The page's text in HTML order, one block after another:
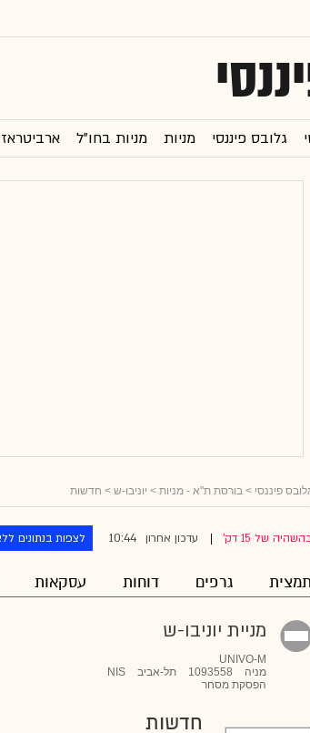
גלובס פיננסי מניות מניות בחו"ל
פיננסי > בורסת ת"א - מניות > יוניבו-ש > חדשות
של 15 דק' עדכון אחרון 10:44 לצפות בנתונים
תמצית גרפים דוחות עסקאות
מניית יוניבו-ש
UNIVO-M
מניה
1093558 תל-אביב
NIS
הפסקת מסחר
חדשות